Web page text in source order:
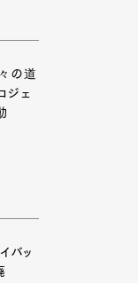
の道
ジェ
バッ